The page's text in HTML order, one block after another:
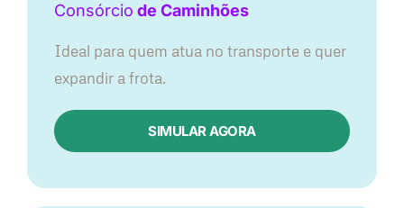
Consórcio de Caminhões
Ideal para quem atua no transporte e quer
expandir a frota.
SIMULAR AGORA